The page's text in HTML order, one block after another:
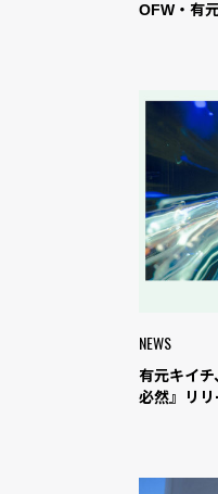
OFW・有
NEWS
有元キイ
必然』リリ